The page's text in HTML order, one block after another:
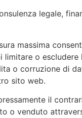
legale,
massima
o
o corruzione di
sito web.
il
venduto